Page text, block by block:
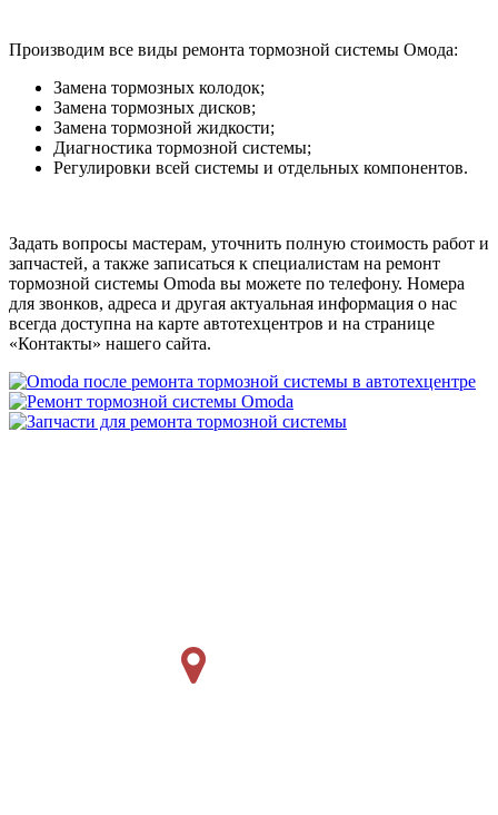
Производим все виды ремонта тормозной системы Омода:
Замена тормозных колодок;
Замена тормозных дисков;
Замена тормозной жидкости;
Диагностика тормозной системы;
Регулировки всей системы и отдельных компонентов.
Задать вопросы мастерам, уточнить полную стоимость работ и
запчастей, а также записаться к специалистам на ремонт
тормозной системы Omoda вы можете по телефону. Номера
для звонков, адреса и другая актуальная информация о нас
всегда доступна на карте автотехцентров и на странице
«Контакты» нашего сайта.